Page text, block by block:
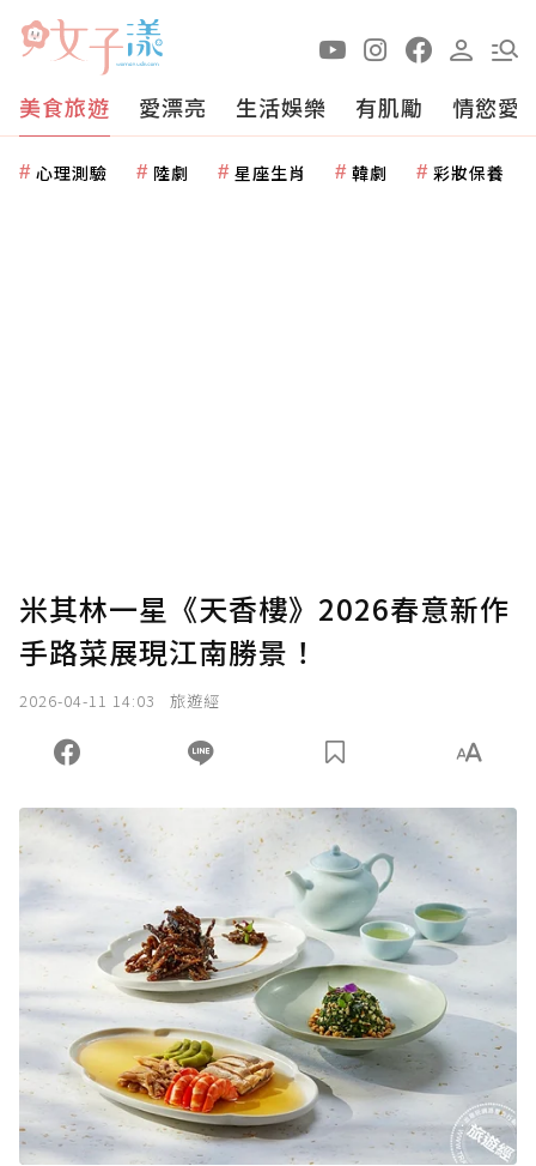
美食旅遊 愛漂亮 生活娛樂 有肌勵 情慾愛
心理測驗 陸劇 星座生肖 韓劇 彩妝保養
米其林一星《天香樓》2026春意新作
手路菜展現江南勝景！
2026-04-11 14:03 旅遊經